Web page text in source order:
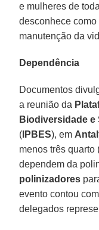
e mulheres de
desconhece
manutenção da
Dependência
Documentos
a reunião da
Biodiversidade
( IPBES), em
menos três quarto
dependem da
polinizadores
evento contou
delegados